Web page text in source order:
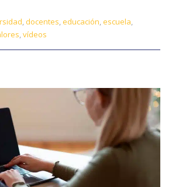
, docentes,educación,escuela,
,vídeos